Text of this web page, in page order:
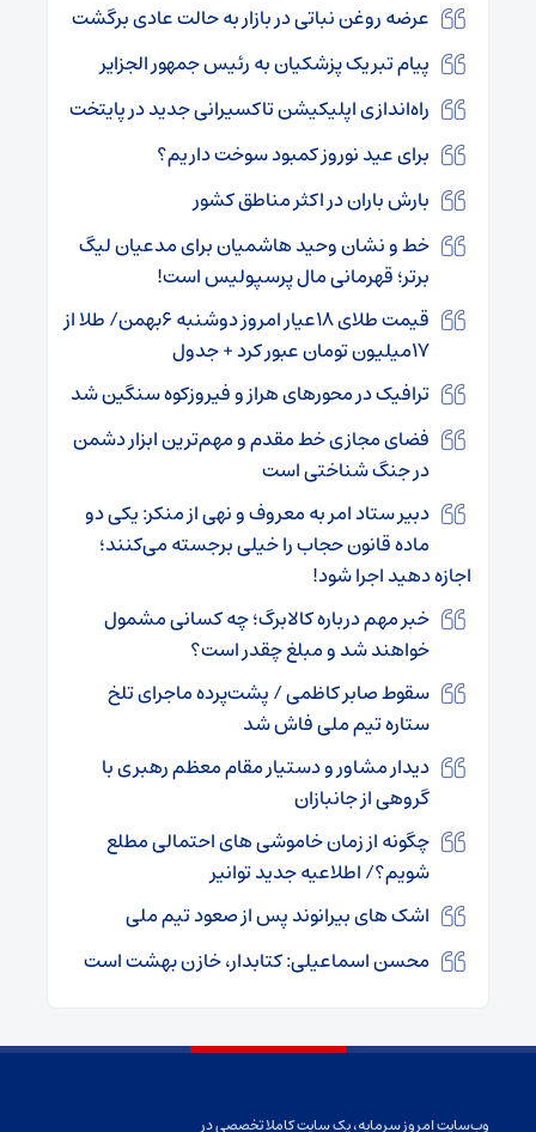
عرضه روغن نباتی در بازار به حالت عادی برگشت
پیام تبریک پزشکیان به رئیس جمهور الجزایر
راه‌اندازی اپلیکیشن تاکسیرانی جدید در پایتخت
برای عید نوروز کمبود سوخت داریم؟
بارش باران در اکثر مناطق کشور
خط و نشان وحید هاشمیان برای مدعیان لیگ
برتر؛ قهرمانی مال پرسپولیس است!
قیمت طلای ۱۸عیار امروز دوشنبه ۶بهمن/ طلا از
۱۷میلیون تومان عبور کرد + جدول
ترافیک در محورهای هراز و فیروزکوه سنگین شد
فضای مجازی خط مقدم و مهم‌ترین ابزار دشمن
در جنگ شناختی است
دبیر ستاد امر به معروف و نهی از منکر: یکی دو
ماده قانون حجاب را خیلی برجسته می‌کنند؛
اجازه دهید اجرا شود!
خبر مهم درباره کالابرگ؛ چه کسانی مشمول
خواهند شد و مبلغ چقدر است؟
سقوط صابر کاظمی / پشت‌پرده ماجرای تلخ
ستاره تیم ملی فاش شد
دیدار مشاور و دستیار مقام معظم رهبری با
گروهی از جانبازان
چگونه از زمان خاموشی های احتمالی مطلع
شویم؟/ اطلاعیه جدید توانیر
اشک های بیرانوند پس از صعود تیم ملی
محسن اسماعیلی: کتابدار، خازن بهشت است
وب‌سایت امروز سرمایه، یک سایت کاملا تخصصی در